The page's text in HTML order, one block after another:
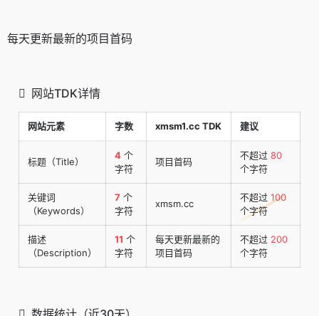
每天更新最新的项目首码
网站TDK详情
网站元素 字数 xmsm1.cc TDK 建议
标题（Title）
4 个
字符
项目首码
不超过 80
个字符
关键词
（Keywords）
7 个
字符
xmsm.cc
不超过 100
个字符
描述
（Description）
11 个
字符
每天更新最新的
项目首码
不超过 200
个字符